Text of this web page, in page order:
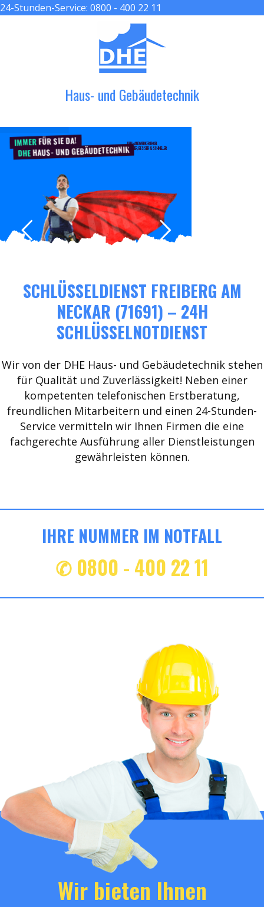
24-Stunden-Service: 0800 - 400 22 11
Haus- und Gebäudetechnik
IMMERFÜR SIE DA!
DHEHAUS- UND GEBÄUDETECHNIK
DER HANDWERKER ENGEL
GRÖßER, BESSER & SCHNELLER
SCHLÜSSELDIENST FREIBERG AM
NECKAR (71691) – 24H
SCHLÜSSELNOTDIENST
Wir von der DHE Haus- und Gebäudetechnik stehen
für Qualität und Zuverlässigkeit! Neben einer
kompetenten telefonischen Erstberatung,
freundlichen Mitarbeitern und einen 24-Stunden-
Service vermitteln wir Ihnen Firmen die eine
fachgerechte Ausführung aller Dienstleistungen
gewährleisten können.
IHRE NUMMER IM NOTFALL
✆ 0800 - 400 22 11
Wir bieten Ihnen